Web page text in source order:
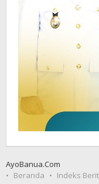
AyoBanua.Com
Beranda
Indeks